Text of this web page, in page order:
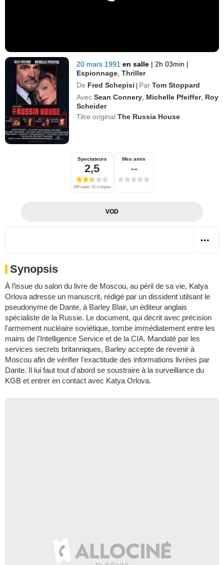
20 mars 1991en salle | 2h 03min |
Espionnage ,Thriller
De Fred Schepisi | Par Tom Stoppard
Avec Sean Connery Michelle Pfeiffer, Roy
Scheider
Titre originalThe Russia House
Spectateurs
2,5
285 notes, 31 critiques
Mes amis
--
VOD
Synopsis
À l’issue du salon du livre de Moscou, au péril de sa vie, Katya
Orlova adresse un manuscrit, rédigé par un dissident utilsant le
pseudonyme de Dante, à Barley Blair, un éditeur anglais
spécialiste de la Russie. Le document, qui décrit avec précision
l'armement nucléaire soviétique, tombe immédiatement entre les
mains de l'Intelligence Service et de la CIA. Mandaté par les
services secrets britanniques, Barley accepte de revenir à
Moscou afin de vérifier l'exactitude des informations livrées par
Dante. Il lui faut tout d'abord se soustraire à la surveillance du
KGB et entrer en contact avec Katya Orlova.